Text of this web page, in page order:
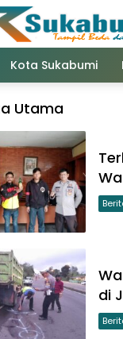
Kota Sukabumi
Utama
di